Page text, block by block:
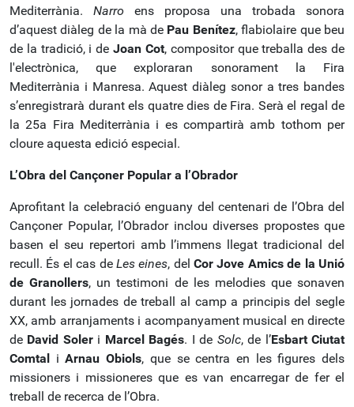
Mediterrània. Narro ens proposa una trobada sonora
d’aquest diàleg de la mà de Pau Benítez, flabiolaire que beu
de la tradició, i deJoan Cot, compositor que treballa des de
l'electrònica, que exploraran sonorament la Fira
Mediterrània i Manresa. Aquest diàleg sonor a tres bandes
s’enregistrarà durant els quatre dies de Fira. Serà el regal de
la 25a Fira Mediterrània i es compartirà amb tothom per
cloure aquesta edició especial.
L’Obra del Cançoner Popular a l’Obrador
Aprofitant la celebració enguany del centenari de l’Obra del
Cançoner Popular, l’Obrador inclou diverses propostes que
basen el seu repertori amb l’immens llegat tradicional del
recull. És el cas de Les eines, delCor Jove Amics de la Unió
de Granollers, un testimoni de les melodies que sonaven
durant les jornades de treball al camp a principis del segle
XX, amb arranjaments i acompanyament musical en directe
de David Soleri Marcel Bagés. I de Solc, de l’Esbart Ciutat
Comtal iArnau Obiols, que se centra en les figures dels
missioners i missioneres que es van encarregar de fer el
treball de recerca de l’Obra.